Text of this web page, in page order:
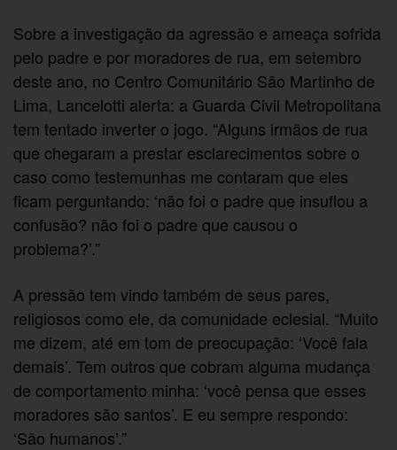
Sobre a investigação da agressão e ameaça sofrida
pelo padre e por moradores de rua, em setembro
deste ano, no Centro Comunitário São Martinho de
Lima, Lancelotti alerta: a Guarda Civil Metropolitana
tem tentado inverter o jogo. “Alguns irmãos de rua
que chegaram a prestar esclarecimentos sobre o
caso como testemunhas me contaram que eles
ficam perguntando: ‘não foi o padre que insuflou a
confusão? não foi o padre que causou o
problema?’.”
A pressão tem vindo também de seus pares,
religiosos como ele, da comunidade eclesial. “Muito
me dizem, até em tom de preocupação: ‘Você fala
demais’. Tem outros que cobram alguma mudança
de comportamento minha: ‘você pensa que esses
moradores são santos’. E eu sempre respondo:
‘São humanos’.”